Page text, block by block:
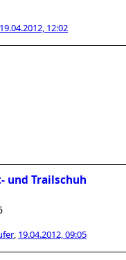
19.04.2012, 12:02
und Trailschuh
, 19.04.2012, 09:05